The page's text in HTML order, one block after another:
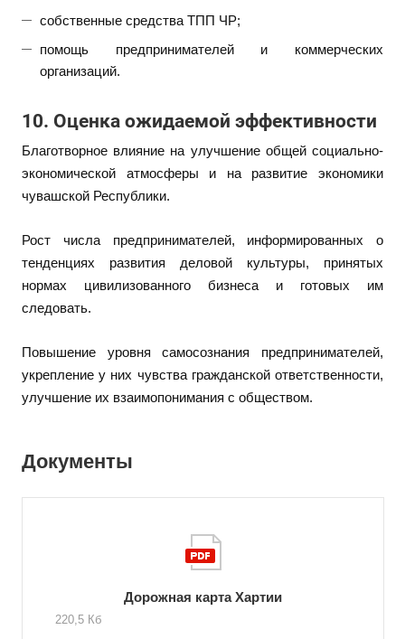
собственные средства ТПП ЧР;
помощь предпринимателей и коммерческих
организаций.
10. Оценка ожидаемой эффективности
Благотворное влияние на улучшение общей социально-
экономической атмосферы и на развитие экономики
чувашской Республики.
Рост числа предпринимателей, информированных о
тенденциях развития деловой культуры, принятых
нормах цивилизованного бизнеса и готовых им
следовать.
Повышение уровня самосознания предпринимателей,
укрепление у них чувства гражданской ответственности,
улучшение их взаимопонимания с обществом.
Документы
Дорожная карта Хартии
220,5 Кб